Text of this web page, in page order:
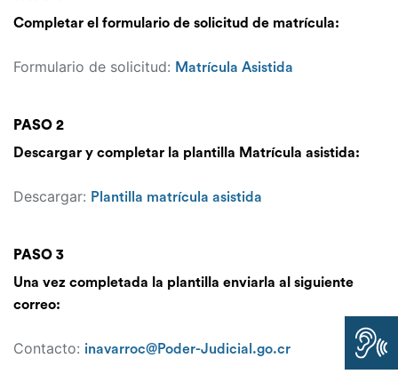
Completar el formulario de solicitud de matrícula:
Formulario de solicitud: Matrícula Asistida
PASO 2
Descargar y completar la plantilla Matrícula asistida:
Descargar: Plantilla matrícula asistida
PASO 3
Una vez completada la plantilla enviarla al siguiente
correo:
Contacto: inavarroc@Poder-Judicial.go.cr